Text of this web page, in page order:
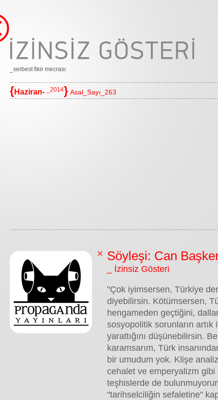
_serbest fikir mecrası
{Haziran- _2014} Asal_Sayı_263
Söyleşi: Can
_ İzinsiz Gösteri
"Çok iyimsersen, Türkiye
diyebilirsin. Kötümsersen,
hengameden geçtiğini,
sosyopolitik sorunların artık
yarattığını düşünebilirsin.
karamsarım, Türk
bir umudum yok. Klişe
cehalet ve emperyalizm gibi
teşhislerde de
"tarihselciliğin sefaletine"